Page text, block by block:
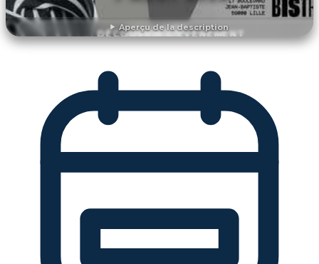
Aperçu de la description
DÉCOUVRIR L'ÉVÉNEMENT